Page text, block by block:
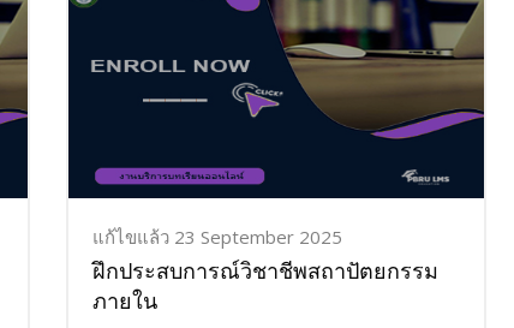
แก้ไขแล้ว 23 September 2025
ฝึกประสบการณ์วิชาชีพสถาปัตยกรรม
ภายใน